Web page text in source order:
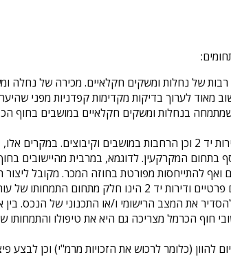
של נחלות ומשקים חקלאיים. מכירה של נחלה
מאוד לערוך בדיקות מקדימות קפדניות מפני
שמתמחה בנחלות ומשקים חקלאיים במושבים בחוף
– עסקאות מקרקעין רבות אחרות שנעשות הינן עסקאות של מכירת בתים ודירות יד 2 וכן
בתחום המקרקעין. לדוגמא, במרבית מהיישובים
ואף להתייחסות מפורטת בחוזה המכר. מקובל
מקרקעין בחוף הכרמל.
את המצב הרישומי ו/או התכנוני של הנכס. בין
חוף הכרמל מצריכה גם היא את טיפולו
להוון (כלומר לרכוש את הזכויות מרמ"י) וכן לבצע